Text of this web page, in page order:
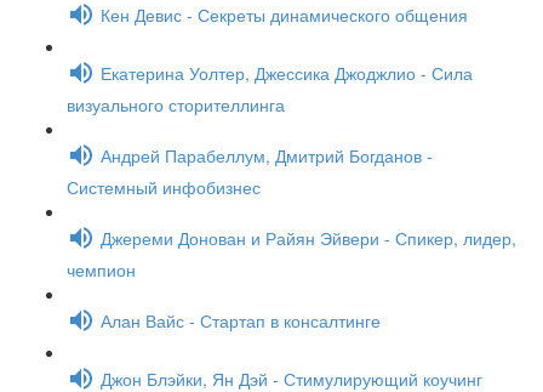
Кен Девис - Секреты динамического общения
Екатерина Уолтер, Джессика Джоджлио - Сила
визуального сторителлинга
Андрей Парабеллум, Дмитрий Богданов -
Системный инфобизнес
Джереми Донован и Райян Эйвери - Спикер, лидер,
чемпион
Алан Вайс - Стартап в консалтинге
Джон Блэйки, Ян Дэй - Стимулирующий коучинг